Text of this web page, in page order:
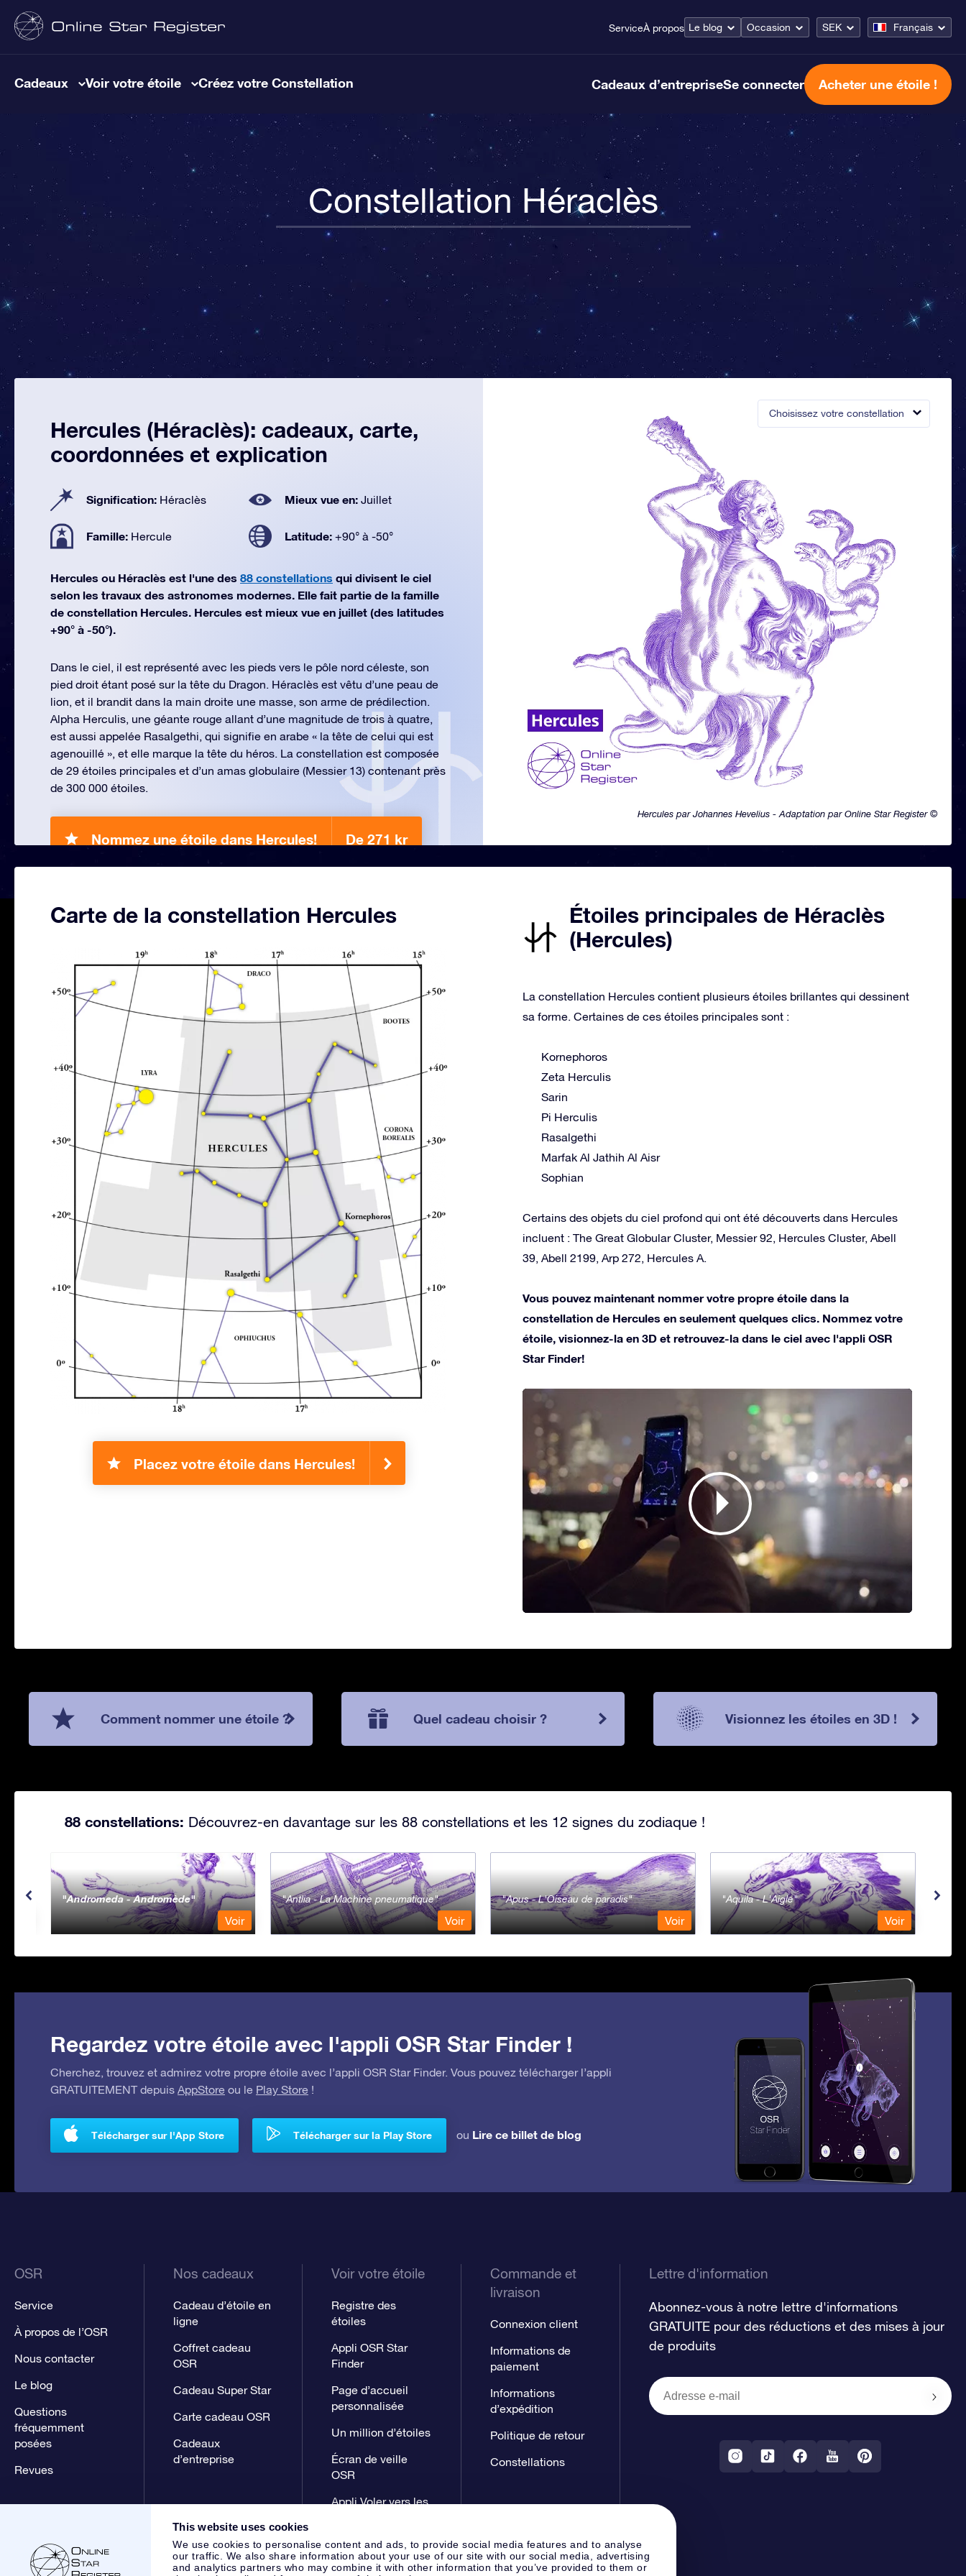
This website uses cookies
We use cookies to personalise content and ads, to provide social media features and to analyse
our traffic. We also share information about your use of our site with our social media, advertising
and analytics partners who may combine it with other information that you’ve provided to them or
ServiceÀ propos Le blog Occasion SEK Français
Cadeaux Voir votre étoile Créez votre Constellation Cadeaux d’entrepriseSe connecter Acheter une étoile !
Constellation Héraclès
Choisissez votre constellation
Hercules par Johannes Hevelius - Adaptation par Online Star Register ©
Hercules (Héraclès): cadeaux, carte,
coordonnées et explication
Signification: Héraclès Mieux vue en: Juillet
Famille: Hercule Latitude: +90° à -50°
Hercules ou Héraclès est l'une des 88 constellations qui divisent le ciel
selon les travaux des astronomes modernes. Elle fait partie de la famille
de constellation Hercules. Hercules est mieux vue en juillet (des latitudes
+90° à -50°).
Dans le ciel, il est représenté avec les pieds vers le pôle nord céleste, son
pied droit étant posé sur la tête du Dragon. Héraclès est vêtu d’une peau de
lion, et il brandit dans la main droite une masse, son arme de prédilection.
Alpha Herculis, une géante rouge allant d’une magnitude de trois à quatre,
est aussi appelée Rasalgethi, qui signifie en arabe « la tête de celui qui est
agenouillé », et elle marque la tête du héros. La constellation est composée
de 29 étoiles principales et d’un amas globulaire (Messier 13) contenant près
de 300 000 étoiles.
Nommez une étoile dans Hercules! De 271 kr
Carte de la constellation Hercules
Placez votre étoile dans Hercules!
Étoiles principales de Héraclès
(Hercules)
La constellation Hercules contient plusieurs étoiles brillantes qui dessinent
sa forme. Certaines de ces étoiles principales sont :
Kornephoros
Zeta Herculis
Sarin
Pi Herculis
Rasalgethi
Marfak Al Jathih Al Aisr
Sophian
Certains des objets du ciel profond qui ont été découverts dans Hercules
incluent : The Great Globular Cluster, Messier 92, Hercules Cluster, Abell
39, Abell 2199, Arp 272, Hercules A.
Vous pouvez maintenant nommer votre propre étoile dans la
constellation de Hercules en seulement quelques clics. Nommez votre
étoile, visionnez-la en 3D et retrouvez-la dans le ciel avec l'appli OSR
Star Finder!
Comment nommer une étoile ? Quel cadeau choisir ? Visionnez les étoiles en 3D !
88 constellations: Découvrez-en davantage sur les 88 constellations et les 12 signes du zodiaque !
Andromeda - Andromède
Voir
Antlia - La Machine pneumatique
Voir
Apus - L'Oiseau de paradis
Voir
Aquila - L'Aigle
Voir
Regardez votre étoile avec l'appli OSR Star Finder !
Cherchez, trouvez et admirez votre propre étoile avec l’appli OSR Star Finder. Vous pouvez télécharger l’appli
GRATUITEMENT depuis AppStore ou le Play Store !
Télécharger sur l'App Store Télécharger sur la Play Store ou Lire ce billet de blog
OSR
Service
À propos de l’OSR
Nous contacter
Le blog
Questions
fréquemment
posées
Revues
Nos cadeaux
Cadeau d’étoile en
ligne
Coffret cadeau
OSR
Cadeau Super Star
Carte cadeau OSR
Cadeaux
d’entreprise
Voir votre étoile
Registre des
étoiles
Appli OSR Star
Finder
Page d’accueil
personnalisée
Un million d’étoiles
Écran de veille
OSR
Appli Voler vers les
Commande et
livraison
Connexion client
Informations de
paiement
Informations
d’expédition
Politique de retour
Constellations
Lettre d'information
Abonnez-vous à notre lettre d'informations
GRATUITE pour des réductions et des mises à jour
de produits